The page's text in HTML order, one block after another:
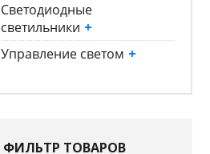
Светодиодные
светильники +
Управление светом +
ФИЛЬТР ТОВАРОВ